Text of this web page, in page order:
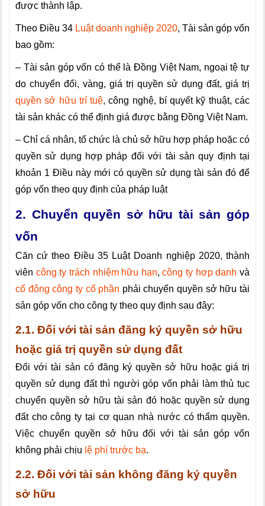
được thành lập.
Theo Điều 34 Luật doanh nghiệp 2020, Tài sản góp vốn
bao gồm:
– Tài sản góp vốn có thể là Đồng Việt Nam, ngoại tệ tự
do chuyển đổi, vàng, giá trị quyền sử dụng đất, giá trị
quyền sở hữu trí tuệ, công nghệ, bí quyết kỹ thuật, các
tài sản khác có thể định giá được bằng Đồng Việt Nam.
– Chỉ cá nhân, tổ chức là chủ sở hữu hợp pháp hoặc có
quyền sử dụng hợp pháp đối với tài sản quy định tại
khoản 1 Điều này mới có quyền sử dụng tài sản đó để
góp vốn theo quy định của pháp luật
2. Chuyển quyền sở hữu tài sản góp
vốn
Căn cứ theo Điều 35 Luật Doanh nghiệp 2020, thành
viên công ty trách nhiệm hữu hạn,công ty hợp danh và
cổ đông công ty cổ phần phải chuyển quyền sở hữu tài
sản góp vốn cho công ty theo quy định sau đây:
2.1. Đối với tài sản đăng ký quyền sở hữu
hoặc giá trị quyền sử dụng đất
Đối với tài sản có đăng ký quyền sở hữu hoặc giá trị
quyền sử dụng đất thì người góp vốn phải làm thủ tục
chuyển quyền sở hữu tài sản đó hoặc quyền sử dụng
đất cho công ty tại cơ quan nhà nước có thẩm quyền.
Việc chuyển quyền sở hữu đối với tài sản góp vốn
không phải chịu lệ phí trước bạ.
2.2. Đối với tài sản không đăng ký quyền
sở hữu